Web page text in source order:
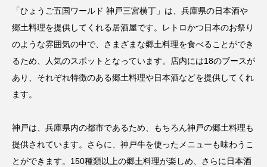
「ひょうご五国ワールド 神戸三宮横丁」は、兵庫県の日本酒や
郷土料理を提供してくれる居酒屋です。レトロかつ日本のお祭り
のような雰囲気の中で、さまざまな郷土料理を食べることができ
るため、人気のスポットとなっています。店内には18のブースが
あり、それぞれ特徴のある郷土料理や日本酒などを提供してくれ
ます。
神戸は、兵庫県内の都市であるため、もちろん神戸の郷土料理も
提供されています。さらに、神戸牛を使ったメニューも味わうこ
とができます。150種類以上の郷土料理が楽しめ、さらに日本酒